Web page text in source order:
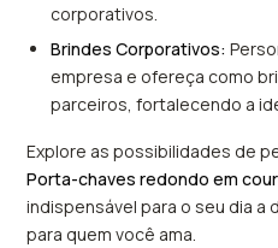
corporativos.
Brindes Corporativos:
empresa e ofereça como
parceiros, fortalecendo a
Explore as possibilidades de
Porta-chaves redondo em
indispensável para o seu dia a
para quem você ama.